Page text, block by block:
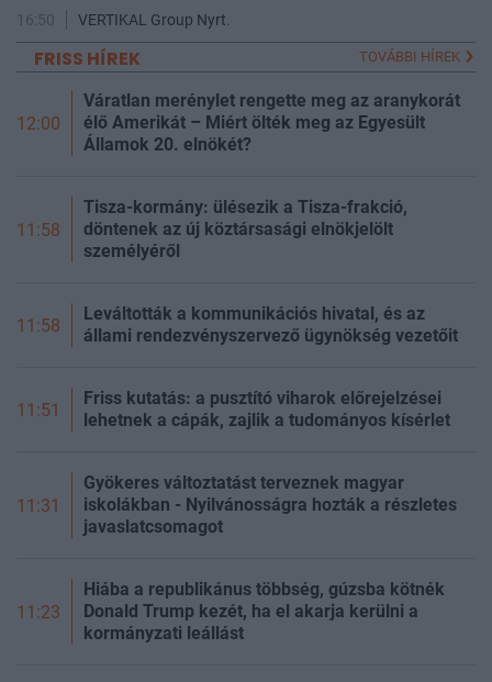
16:50
VERTIKAL Group Nyrt.
FRISS HÍREK TOVÁBBI HÍREK
12:00
Váratlan merénylet rengette meg az aranykorát
élő Amerikát – Miért ölték meg az Egyesült
Államok 20. elnökét?
11:58
Tisza-kormány: ülésezik a Tisza-frakció,
döntenek az új köztársasági elnökjelölt
személyéről
11:58
Leváltották a kommunikációs hivatal, és az
állami rendezvényszervező ügynökség vezetőit
11:51
Friss kutatás: a pusztító viharok előrejelzései
lehetnek a cápák, zajlik a tudományos kísérlet
11:31
Gyökeres változtatást terveznek magyar
iskolákban - Nyilvánosságra hozták a részletes
javaslatcsomagot
11:23
Hiába a republikánus többség, gúzsba kötnék
Donald Trump kezét, ha el akarja kerülni a
kormányzati leállást